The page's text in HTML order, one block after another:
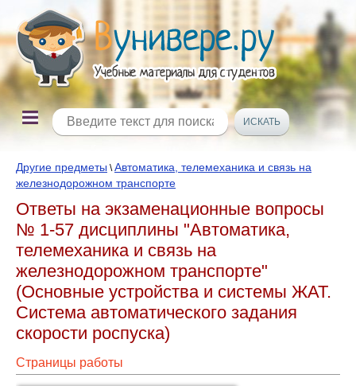
Другие предметы \Автоматика, телемеханика и связь на
железнодорожном транспорте
Ответы на экзаменационные вопросы
№ 1-57 дисциплины "Автоматика,
телемеханика и связь на
железнодорожном транспорте"
(Основные устройства и системы ЖАТ.
Система автоматического задания
скорости роспуска)
Страницы работы